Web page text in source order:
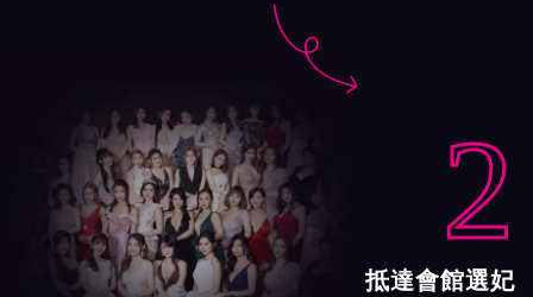

2
抵達會館選妃